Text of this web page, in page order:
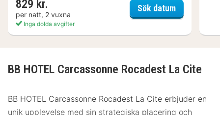
829 kr.
per natt, 2 vuxna
Inga dolda avgifter
Sök datumibis
BB HOTEL Carcassonne Rocadest La Cite
BB HOTEL Carcassonne Rocadest La Cite erbjuder en
unik upplevelse med sin strategiska placering och